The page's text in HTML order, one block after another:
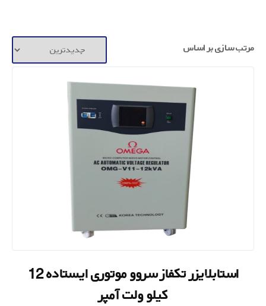
مرتب سازی بر اساس
استابلایزر تکفاز سروو موتوری ایستاده 12
کیلو ولت آمپر